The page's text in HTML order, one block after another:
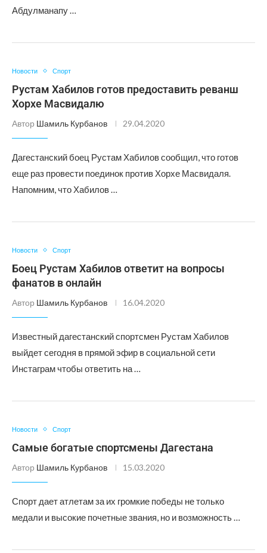
Абдулманапу …
Новости Спорт
Рустам Хабилов готов предоставить реванш
Хорхе Масвидалю
Автор Шамиль Курбанов 29.04.2020
Дагестанский боец Рустам Хабилов сообщил, что готов
еще раз провести поединок против Хорхе Масвидаля.
Напомним, что Хабилов …
Новости Спорт
Боец Рустам Хабилов ответит на вопросы
фанатов в онлайн
Автор Шамиль Курбанов 16.04.2020
Известный дагестанский спортсмен Рустам Хабилов
выйдет сегодня в прямой эфир в социальной сети
Инстаграм чтобы ответить на …
Новости Спорт
Самые богатые спортсмены Дагестана
Автор Шамиль Курбанов 15.03.2020
Спорт дает атлетам за их громкие победы не только
медали и высокие почетные звания, но и возможность …